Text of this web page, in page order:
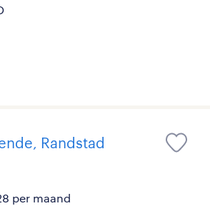
Randstad
per maand